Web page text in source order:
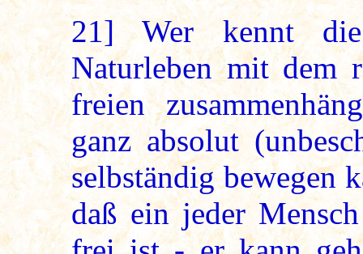
21] Wer kennt
Naturleben mit dem
freien
ganz absolut
selbständig bewegen
daß ein jeder